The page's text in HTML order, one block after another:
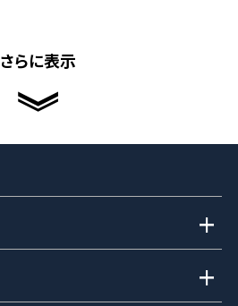
さらに表示
+
+